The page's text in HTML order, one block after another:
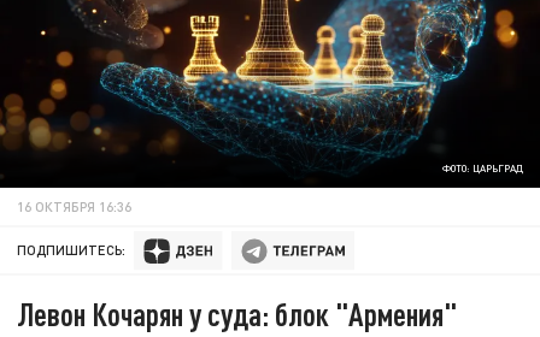
ФОТО: ЦАРЬГРАД
16 ОКТЯБРЯ 16:36
ПОДПИШИТЕСЬ:
Левон Кочарян у суда: блок "Армения"